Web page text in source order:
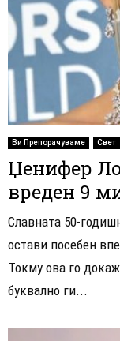
Ви Препорачуваме Свет
Џенифер
вреден 9
Славната 50-
остави посебен
Токму ова го
буквално ги...